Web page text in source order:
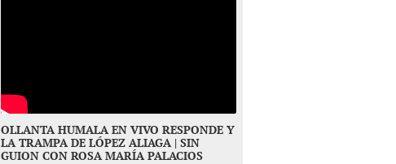
OLLANTA HUMALA EN VIVO RESPONDE Y
LA TRAMPA DE LÓPEZ ALIAGA | SIN
GUION CON ROSA MARÍA PALACIOS